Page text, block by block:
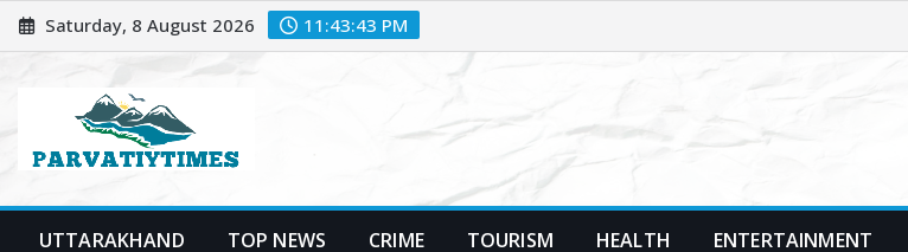
Skip
to
Saturday, 8 August 2026 11:43:44 PM
UTTARAKHAND TOP NEWS CRIME TOURISM HEALTH ENTERTAINMENT